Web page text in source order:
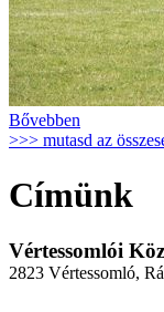
Bővebben
>>> mutasd az
Címünk
Vértessomlói
2823 Vértessomló,